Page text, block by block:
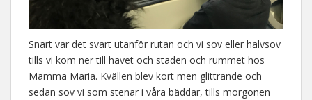
Snart var det svart utanför rutan och vi sov eller halvsov
tills vi kom ner till havet och staden och rummet hos
Mamma Maria. Kvällen blev kort men glittrande och
sedan sov vi som stenar i våra bäddar, tills morgonen